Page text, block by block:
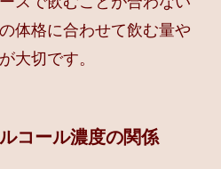
体格に合わせて飲む量や
大切です。
コール濃度の関係